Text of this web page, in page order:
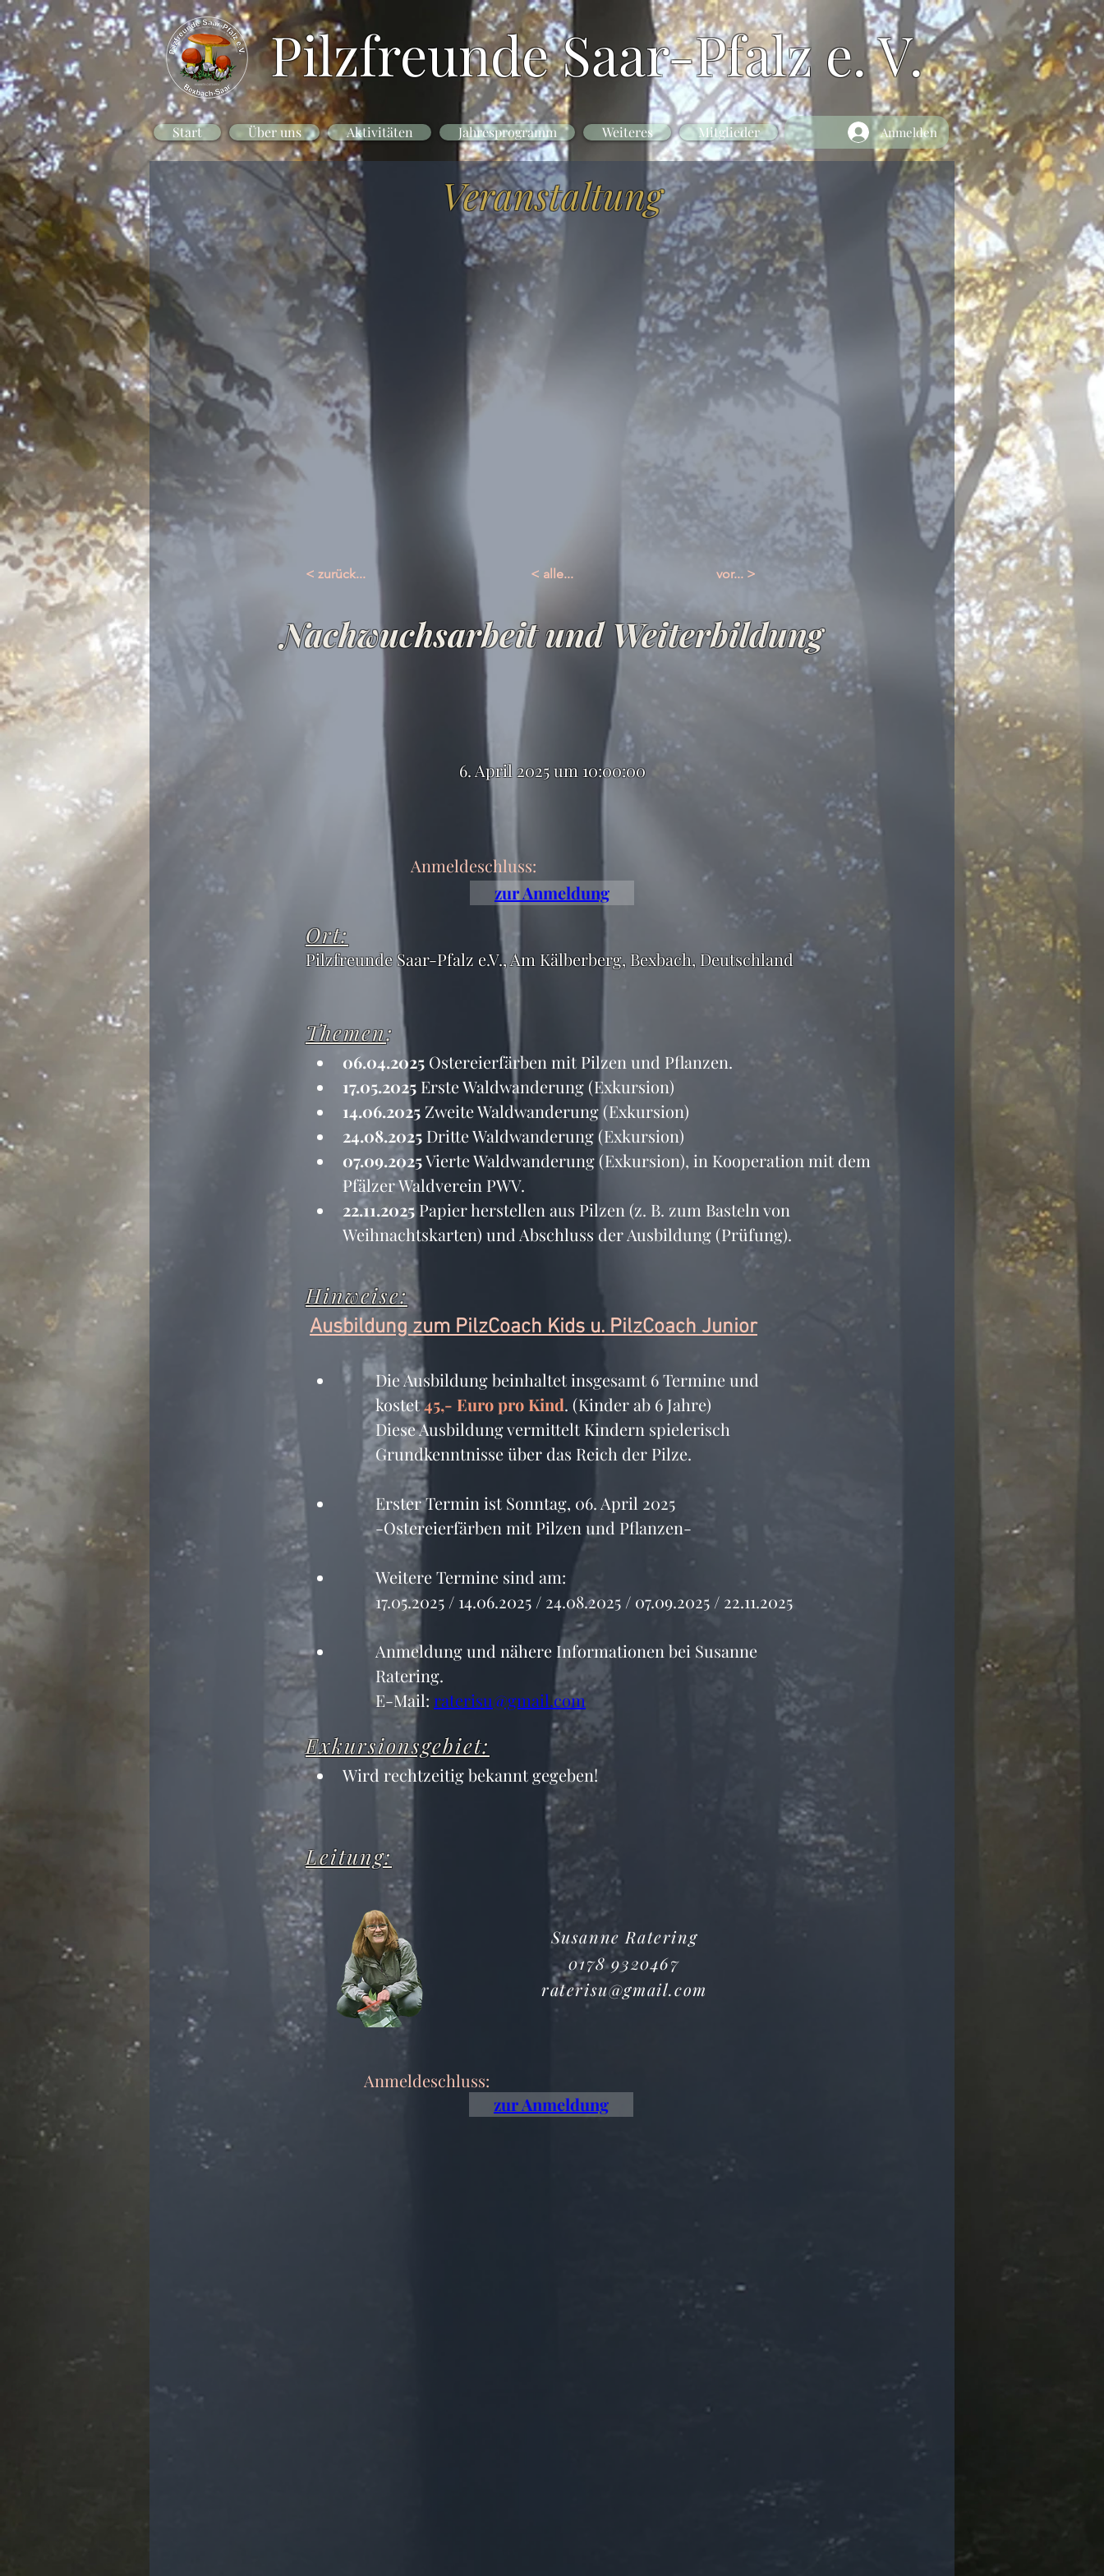
Pilzfreunde Saar-Pfalz e. V.
Start Über uns Aktivitäten Jahresprogramm Weiteres Mitglieder Anmelden
< zurück... < alle... vor... >
Nachwuchsarbeit und Weiterbildung
6. April 2025 um 10:00:00
Anmeldeschluss:
zur Anmeldung
Ort:
Pilzfreunde Saar-Pfalz e.V., Am Kälberberg, Bexbach, Deutschland
Themen:
06.04.2025 Ostereierfärben mit Pilzen und Pflanzen.
17.05.2025 Erste Waldwanderung (Exkursion)
14.06.2025 Zweite Waldwanderung (Exkursion)
24.08.2025 Dritte Waldwanderung (Exkursion)
07.09.2025 Vierte Waldwanderung (Exkursion), in Kooperation mit dem
Pfälzer Waldverein PWV.
22.11.2025 Papier herstellen aus Pilzen (z. B. zum Basteln von
Weihnachtskarten) und Abschluss der Ausbildung (Prüfung).
Hinweise:
Ausbildung zum PilzCoach Kids u. PilzCoach Junior
Die Ausbildung beinhaltet insgesamt 6 Termine und
kostet 45,- Europro Kind. (Kinder ab 6 Jahre)
Diese Ausbildung vermittelt Kindern spielerisch
Grundkenntnisse über das Reich der Pilze.
Erster Termin ist Sonntag, 06. April 2025
-Ostereierfärben mit Pilzen und Pflanzen-
Weitere Termine sind am:
17.05.2025 / 14.06.2025 / 24.08.2025 / 07.09.2025 / 22.11.2025
Anmeldung und nähere Informationen bei Susanne
Ratering.
E-Mail: raterisu@gmail.com
Exkursionsgebiet:
Wird rechtzeitig bekannt gegeben!
Leitung:
Susanne Ratering
0178 9320467
raterisu@gmail.com
Anmeldeschluss:
zur Anmeldung
Veranstaltung